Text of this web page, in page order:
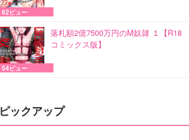
62ビュー
落札額2億7500万円のM奴隷 １【R18
コミックス版】
54ビュー
ピックアップ